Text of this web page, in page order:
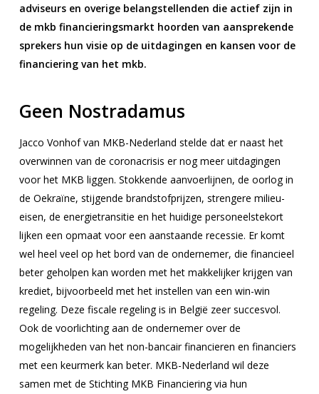
adviseurs en overige belangstellenden die actief zijn in
de mkb financieringsmarkt hoorden van aansprekende
sprekers hun visie op de uitdagingen en kansen voor de
financiering van het mkb.
Geen Nostradamus
Jacco Vonhof van MKB-Nederland stelde dat er naast het
overwinnen van de coronacrisis er nog meer uitdagingen
voor het MKB liggen. Stokkende aanvoerlijnen, de oorlog in
de Oekraïne, stijgende brandstofprijzen, strengere milieu-
eisen, de energietransitie en het huidige personeelstekort
lijken een opmaat voor een aanstaande recessie. Er komt
wel heel veel op het bord van de ondernemer, die financieel
beter geholpen kan worden met het makkelijker krijgen van
krediet, bijvoorbeeld met het instellen van een win-win
regeling. Deze fiscale regeling is in België zeer succesvol.
Ook de voorlichting aan de ondernemer over de
mogelijkheden van het non-bancair financieren en financiers
met een keurmerk kan beter. MKB-Nederland wil deze
samen met de Stichting MKB Financiering via hun